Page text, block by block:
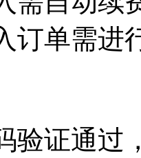
订单需进
验证通过